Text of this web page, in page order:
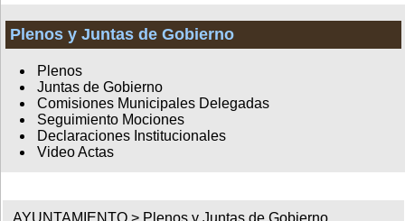
Plenos y Juntas de Gobierno
Plenos
Juntas de Gobierno
Comisiones Municipales Delegadas
Seguimiento Mociones
Declaraciones Institucionales
Video Actas